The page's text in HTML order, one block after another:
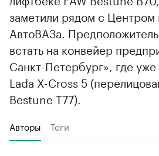
заметили рядом с Центром
АвтоВАЗа.
встать на конвейер
Санкт-Петербург», где
Lada X-Cross 5
Bestune T77).
Авторы Теги